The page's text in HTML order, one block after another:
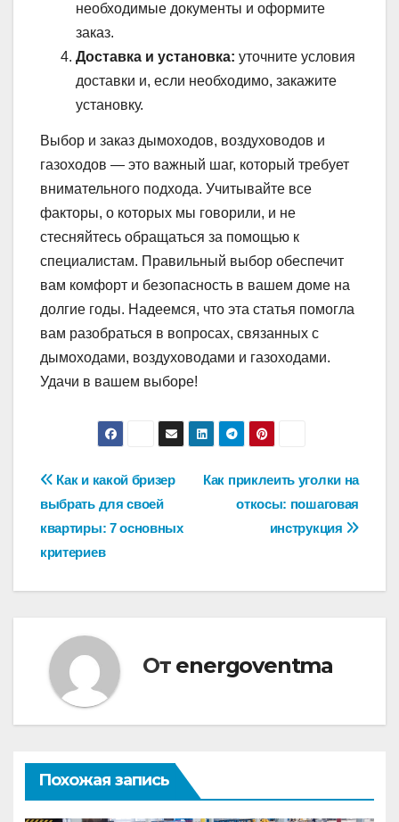
необходимые документы и оформите
заказ.
Доставка и установка: уточните условия
доставки и, если необходимо, закажите
установку.
Выбор и заказ дымоходов, воздуховодов и
газоходов — это важный шаг, который требует
внимательного подхода. Учитывайте все
факторы, о которых мы говорили, и не
стесняйтесь обращаться за помощью к
специалистам. Правильный выбор обеспечит
вам комфорт и безопасность в вашем доме на
долгие годы. Надеемся, что эта статья помогла
вам разобраться в вопросах, связанных с
дымоходами, воздуховодами и газоходами.
Удачи в вашем выборе!
Навигация
по
записям
Как приклеить уголки на
откосы: пошаговая
инструкция
Как и какой бризер
выбрать для своей
квартиры: 7 основных
критериев
От energoventma
Похожая запись